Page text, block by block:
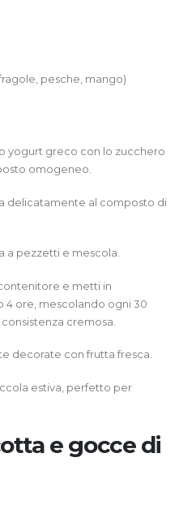
pesche, mango)
yogurt greco con lo zucchero
omogeneo.
delicatamente al composto di
a pezzetti e mescola.
e metti in
ore, mescolando ogni 30
cremosa.
decorate con frutta fresca.
estiva, perfetto per
e gocce di